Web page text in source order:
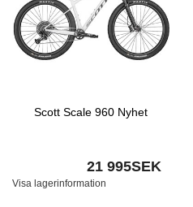
Scott Scale 960 Nyhet
21 995SEK
Visa lagerinformation